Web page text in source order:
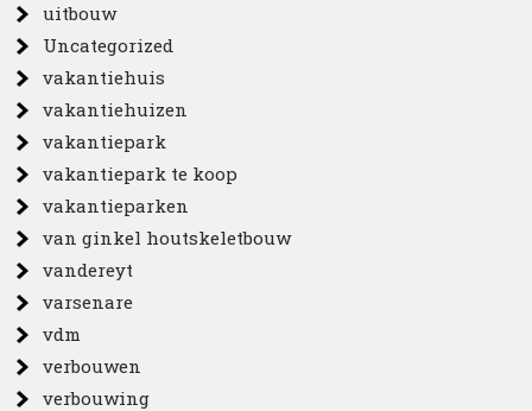
uitbouw
Uncategorized
vakantiehuis
vakantiehuizen
vakantiepark
vakantiepark te koop
vakantieparken
van ginkel houtskeletbouw
vandereyt
varsenare
vdm
verbouwen
verbouwing